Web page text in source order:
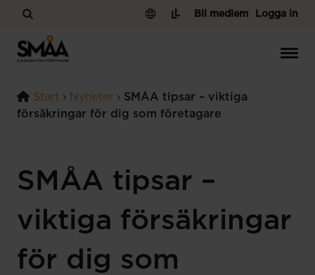
Hoppa till innehåll
Logga in
Bli medlem
Start › Nyheter › SMÅA tipsar – viktiga
försäkringar för dig som företagare
SMÅA tipsar –
viktiga försäkringar
för dig som